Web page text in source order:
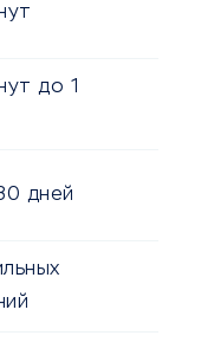
до 1
дней